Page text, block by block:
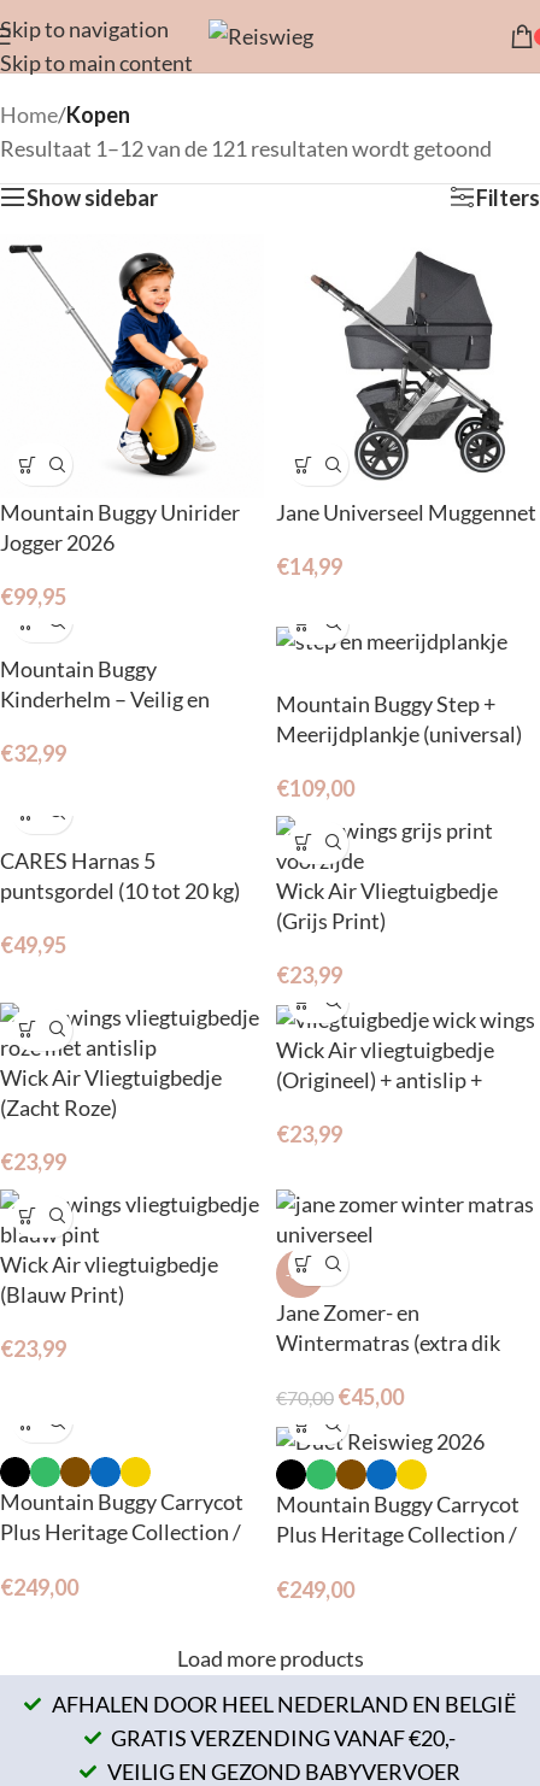
Skip to navigation
Skip to main content
Home/Kopen
Resultaat 1–12 van de 121 resultaten wordt getoond
Show sidebar
Filters
Mountain Buggy Unirider
Jogger 2026
€99,95
Jane Universeel Muggennet
€14,99
Mountain Buggy
Kinderhelm – Veilig en
€32,99
Mountain Buggy Step +
Meerijdplankje (universal)
€109,00
CARES Harnas 5
puntsgordel (10 tot 20 kg)
€49,95
Wick Air Vliegtuigbedje
(Grijs Print)
€23,99
Wick Air Vliegtuigbedje
(Zacht Roze)
€23,99
Wick Air vliegtuigbedje
(Origineel) + antislip +
€23,99
Wick Air vliegtuigbedje
(Blauw Print)
€23,99
-36%
Jane Zomer- en
Wintermatras (extra dik
€70,00 €45,00
Mountain Buggy Carrycot
Plus Heritage Collection /
terrain.
€249,00
Mountain Buggy Carrycot
Plus Heritage Collection /
€249,00
Load more products
AFHALEN DOOR HEEL NEDERLAND EN BELGIË
GRATIS VERZENDING VANAF €20,-
VEILIG EN GEZOND BABYVERVOER